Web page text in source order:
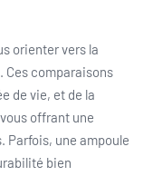
orienter vers la
Ces comparaisons
de vie, et de la
offrant une
Parfois, une ampoule
bien